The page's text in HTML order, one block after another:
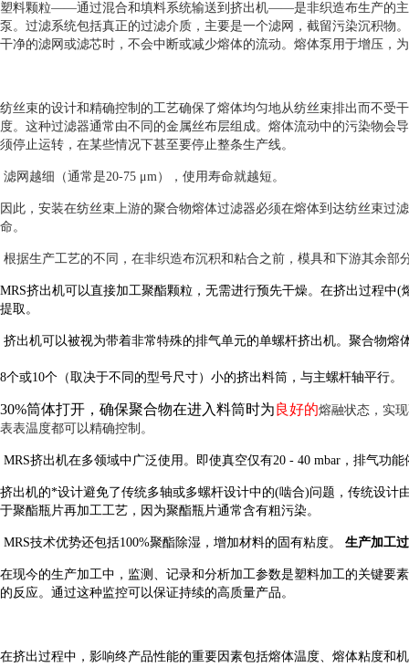
塑料颗粒——通过混合和填料系统输送到挤出机——是非织造布生产的
泵。过滤系统包括真正的过滤介质，主要是一个滤网，截留污染沉积物
干净的滤网或滤芯时，不会中断或减少熔体的流动。熔体泵用于增压，
纺丝束的设计和精确控制的工艺确保了熔体均匀地从纺丝束排出而不受
度。这种过滤器通常由不同的金属丝布层组成。熔体流动中的污染物会
须停止运转，在某些情况下甚至要停止整条生产线。
滤网越细（通常是20-75 μm），使用寿命就越短。
因此，安装在纺丝束上游的聚合物熔体过滤器必须在熔体到达纺丝束过
命。
根据生产工艺的不同，在非织造布沉积和粘合之前，模具和下游其余部
MRS挤出机可以直接加工聚酯颗粒，无需进行预先干燥。在挤出过程中(
提取。
挤出机可以被视为带着非常特殊的排气单元的单螺杆挤出机。聚合物熔
8个或10个（取决于不同的型号尺寸）小的挤出料筒，与主螺杆轴平行。
30%筒体打开，确保聚合物在进入料筒时为良好的熔融状态，实
表表温度都可以精确控制。
MRS挤出机在多领域中广泛使用。即使真空仅有20 - 40 mbar ，排气功
挤出机的*设计避免了传统多轴或多螺杆设计中的(啮合)问题，传统设计
于聚酯瓶片再加工工艺，因为聚酯瓶片通常含有粗污染。
MRS技术优势还包括100%聚酯除湿，增加材料的固有粘度。 生产加工
在现今的生产加工中，监测、记录和分析加工参数是塑料加工的关键要
的反应。通过这种监控可以保证持续的高质量产品。
在挤出过程中，影响终产品性能的重要因素包括熔体温度、熔体粘度和